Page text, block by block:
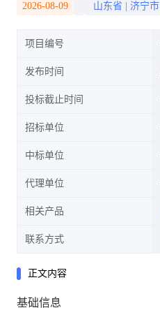
2026-08-09 山东省 济宁市
项目编号
发布时间
投标截止时间
招标单位
中标单位
代理单位
相关产品
联系方式
正文内容
基础信息